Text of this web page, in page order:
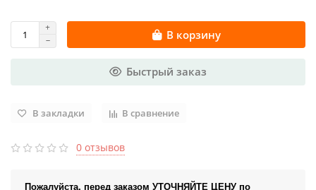
В корзину
Быстрый заказ
В закладки В сравнение
0 отзывов
Пожалуйста, перед заказом УТОЧНЯЙТЕ ЦЕНУ по